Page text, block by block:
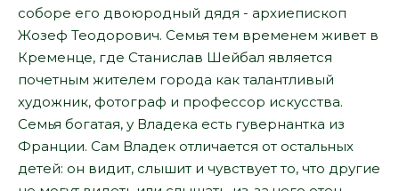
соборе его двоюродный дядя - архиепископ
Жозеф Теодорович. Семья тем временем живет в
Кременце, где Станислав Шейбал является
почетным жителем города как талантливый
художник, фотограф и профессор искусства.
Семья богатая, у Владека есть гувернантка из
Франции. Сам Владек отличается от остальных
детей: он видит, слышит и чувствует то, что другие